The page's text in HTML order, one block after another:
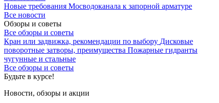
Новые требования Мосводоканала к запорной арматуре
Все новости
Обзоры и советы
Все обзоры и советы
Кран или задвижка, рекомендации по выбору Дисковые
поворотные затворы, преимущества Пожарные гидранты
чугунные и стальные
Все обзоры и советы
Будьте в курсе!
Новости, обзоры и акции